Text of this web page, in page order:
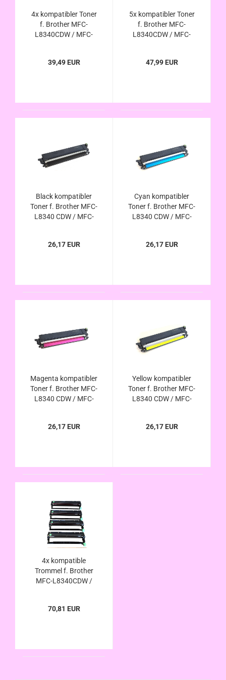
4x kompatibler Toner
f. Brother MFC-
L8340CDW / MFC-
von Brother
39,49 EUR
5x kompatibler Toner
f. Brother MFC-
L8340CDW / MFC-
TN-249 von Brother
47,99 EUR
Black kompatibler
Toner f. Brother MFC-
L8340 CDW / MFC-
TN-249 von Brother
26,17 EUR
Cyan kompatibler
Toner f. Brother MFC-
L8340 CDW / MFC-
TN-249 von Brother
26,17 EUR
Magenta kompatibler
Toner f. Brother MFC-
L8340 CDW / MFC-
TN-249 von Brother
26,17 EUR
Yellow kompatibler
Toner f. Brother MFC-
L8340 CDW / MFC-
TN-249 von Brother
26,17 EUR
4x kompatible
Trommel f. Brother
MFC-L8340CDW /
70,81 EUR